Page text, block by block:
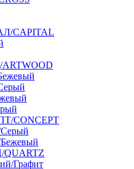
CAPITAL
ARTWOOD
CONCEPT
Серый
QUARTZ
Графит